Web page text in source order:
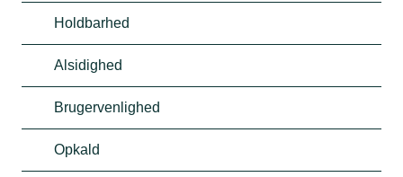
Holdbarhed
Alsidighed
Brugervenlighed
Opkald